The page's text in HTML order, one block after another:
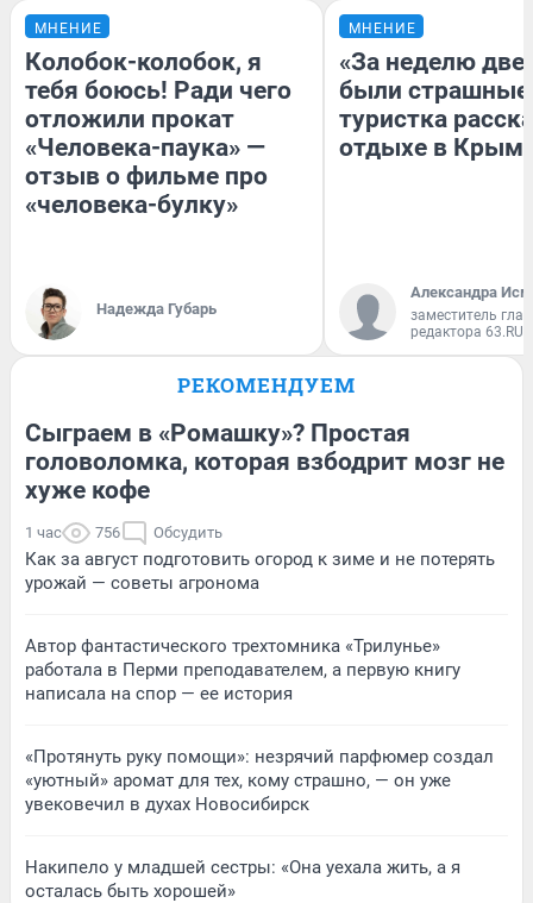
МНЕНИЕ
Колобок-колобок, я
тебя боюсь! Ради чего
отложили прокат
«Человека-паука» —
отзыв о фильме про
«человека-булку»
Надежда Губарь
МНЕНИЕ
«За неделю две
были
туристка
отдыхе в
Александра
заместитель
редактора 63.RU
РЕКОМЕНДУЕМ
Сыграем в «Ромашку»? Простая
головоломка, которая взбодрит мозг не
хуже кофе
1 час 756 Обсудить
Как за август подготовить огород к зиме и не потерять
урожай — советы агронома
Автор фантастического трехтомника «Трилунье»
работала в Перми преподавателем, а первую книгу
написала на спор — ее история
«Протянуть руку помощи»: незрячий парфюмер создал
«уютный» аромат для тех, кому страшно, — он уже
увековечил в духах Новосибирск
Накипело у младшей сестры: «Она уехала жить, а я
осталась быть хорошей»